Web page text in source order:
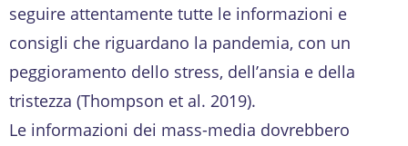
seguire attentamente tutte le informazioni e
consigli che riguardano la pandemia, con un
peggioramento dello stress, dell’ansia e della
tristezza (Thompson et al. 2019).
Le informazioni dei mass-media dovrebbero